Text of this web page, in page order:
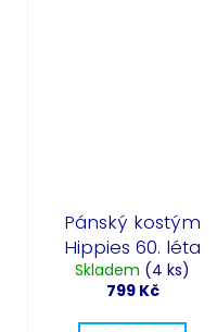
Pánský kostým
Hippies 60. léta
Skladem (4 ks)
799 Kč